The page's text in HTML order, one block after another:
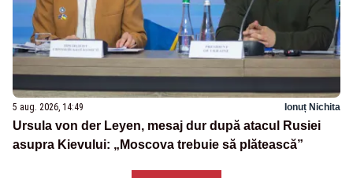
5 aug. 2026, 14:49 Ionuț Nichita
Ursula von der Leyen, mesaj dur după atacul Rusiei
asupra Kievului: „Moscova trebuie să plătească”